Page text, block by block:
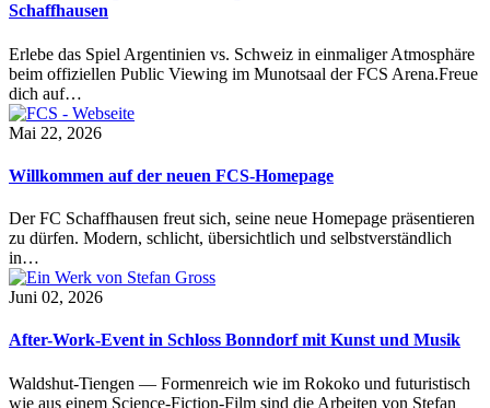
Schaffhausen
Erlebe das Spiel Argentinien vs. Schweiz in einmaliger Atmosphäre
beim offiziellen Public Viewing im Munotsaal der FCS Arena.Freue
dich auf…
Mai 22, 2026
Willkommen auf der neuen FCS-Homepage
Der FC Schaffhausen freut sich, seine neue Homepage präsentieren
zu dürfen. Modern, schlicht, übersichtlich und selbstverständlich
in…
Juni 02, 2026
After-Work-Event in Schloss Bonndorf mit Kunst und Musik
Waldshut-Tiengen — Formenreich wie im Rokoko und futuristisch
wie aus einem Science-Fiction-Film sind die Arbeiten von Stefan